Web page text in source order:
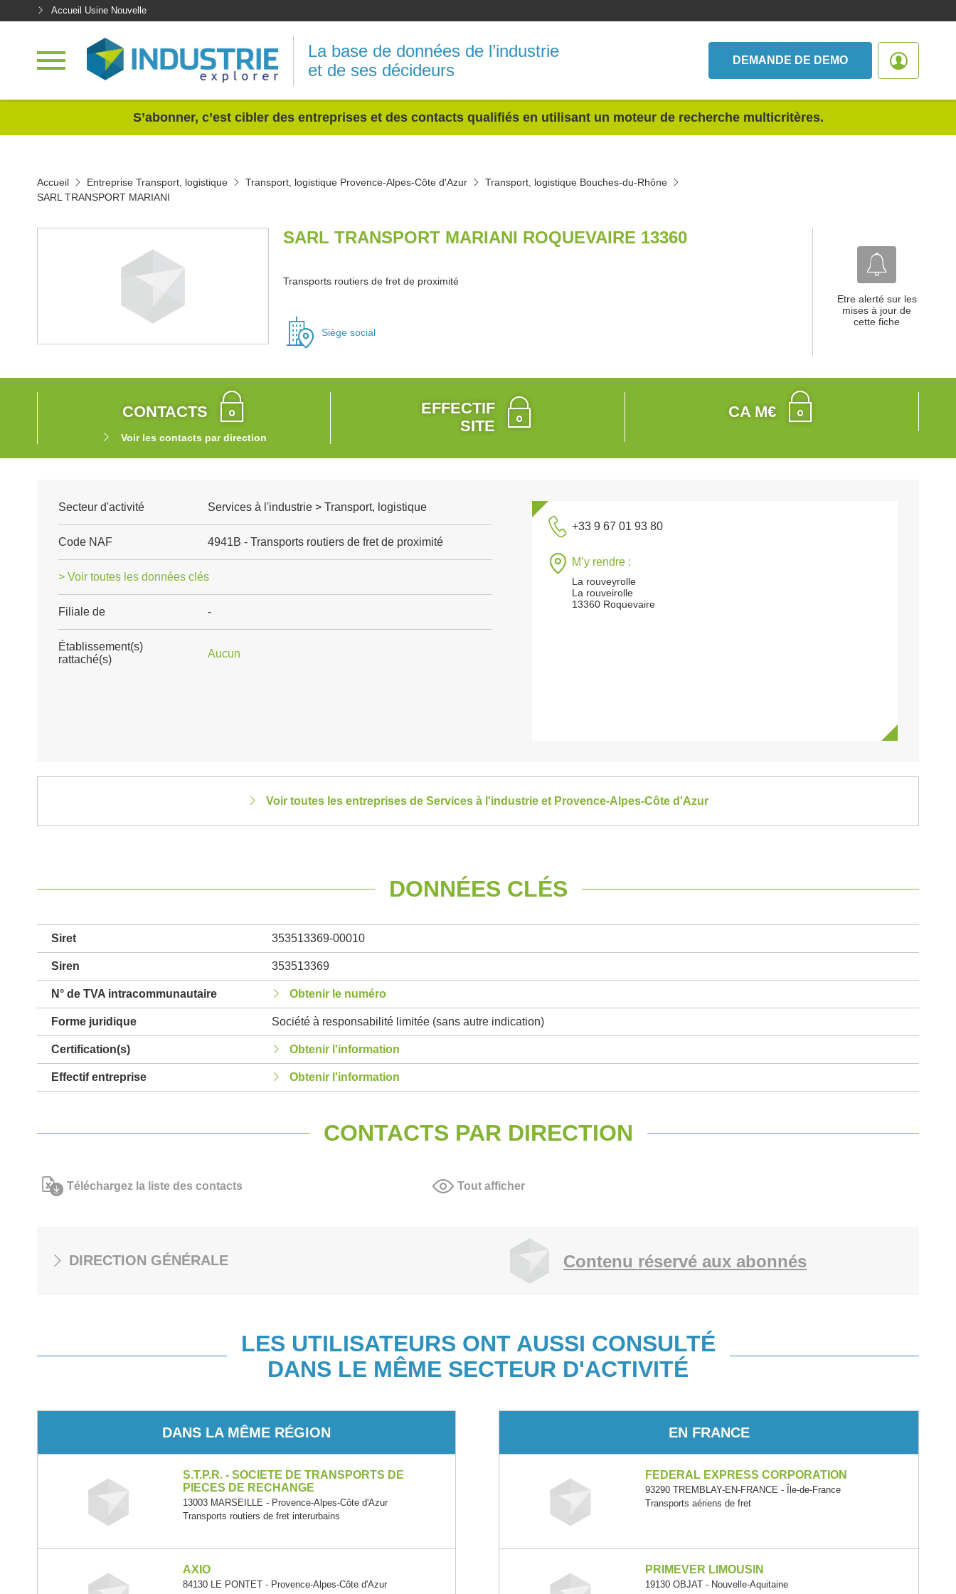
Accueil Usine Nouvelle
La base de données de l’industrie
et de ses décideurs
DEMANDE DE DEMO
S’abonner, c’est cibler des entreprises et des contacts qualifiés en utilisant un moteur de recherche multicritères.
Accueil Entreprise Transport, logistique Transport, logistique Provence-Alpes-Côte d'Azur
Transport, logistique Bouches-du-Rhône
SARL TRANSPORT MARIANI
SARL TRANSPORT MARIANI ROQUEVAIRE 13360
Transports routiers de fret de proximité
Siège social
Etre alerté sur les
mises à jour de
cette fiche
CONTACTS
Voir les contacts par direction
EFFECTIF
SITE
CA M€
Secteur d'activité Services à l'industrie > Transport, logistique
Code NAF 4941B - Transports routiers de fret de proximité
> Voir toutes les données clés
Filiale de -
Établissement(s)
rattaché(s)
Aucun
+33 9 67 01 93 80
M’y rendre :
La rouveyrolle
La rouveirolle
13360 Roquevaire
Voir toutes les entreprises de Services à l'industrie et Provence-Alpes-Côte d'Azur
DONNÉES CLÉS
Siret 353513369-00010
Siren 353513369
N° de TVA intracommunautaire Obtenir le numéro
Forme juridique Société à responsabilité limitée (sans autre indication)
Certification(s) Obtenir l'information
Effectif entreprise Obtenir l'information
CONTACTS PAR DIRECTION
Téléchargez la liste des contacts Tout afficher
DIRECTION GÉNÉRALE Contenu réservé aux abonnés
LES UTILISATEURS ONT AUSSI CONSULTÉ
DANS LE MÊME SECTEUR D'ACTIVITÉ
DANS LA MÊME RÉGION
S.T.P.R. - SOCIETE DE TRANSPORTS DE
PIECES DE RECHANGE
13003 MARSEILLE - Provence-Alpes-Côte d'Azur
Transports routiers de fret interurbains
AXIO
84130 LE PONTET - Provence-Alpes-Côte d'Azur
EN FRANCE
FEDERAL EXPRESS CORPORATION
93290 TREMBLAY-EN-FRANCE - Île-de-France
Transports aériens de fret
PRIMEVER LIMOUSIN
19130 OBJAT - Nouvelle-Aquitaine